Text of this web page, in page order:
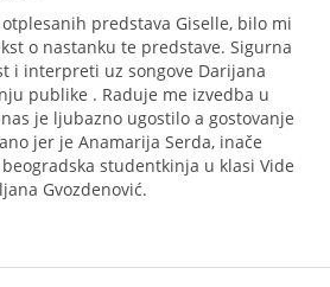
predstava Giselle, bilo mi
o nastanku te predstave. Sigurna
i interpreti uz songove Darijana
publike . Raduje me izvedba u
je ljubazno ugostilo a gostovanje
jer je Anamarija Serda, inače
studentkinja u klasi Vide
Gvozdenović.